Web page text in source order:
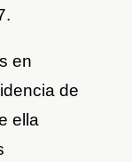
en
de
ella